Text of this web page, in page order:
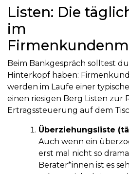
Listen: Die
im
Beim Bankgespräch solltest
Hinterkopf haben:
werden im Laufe einer
einen riesigen Berg Listen zur
Ertragssteuerung auf dem
Überziehungsliste
Auch wenn ein
erst mal nicht so
Berater*innen ist es